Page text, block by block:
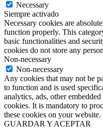
Necessary
Siempre activado
Necessary cookies are
function properly. This
basic functionalities and
cookies do not store any
Non-necessary
Non-necessary
Any cookies that may not be
to function and is used
analytics, ads, other
cookies. It is mandatory to
these cookies on your website.
GUARDAR Y ACEPTAR